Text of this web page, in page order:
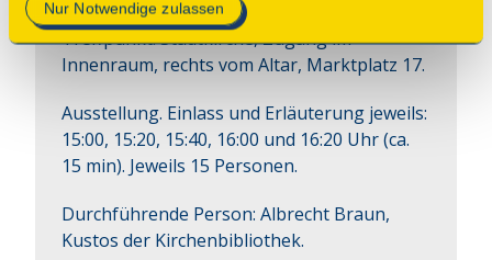
Nur Notwendige zulassen
Treffpunkt: Stadtkirche, Zugang im
Innenraum, rechts vom Altar, Marktplatz 17.
Ausstellung. Einlass und Erläuterung jeweils:
15:00, 15:20, 15:40, 16:00 und 16:20 Uhr (ca.
15 min). Jeweils 15 Personen.
Durchführende Person: Albrecht Braun,
Kustos der Kirchenbibliothek.